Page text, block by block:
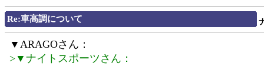
Re:車高調について
▼ARAGOさん：
>▼ナイトスポーツさん：